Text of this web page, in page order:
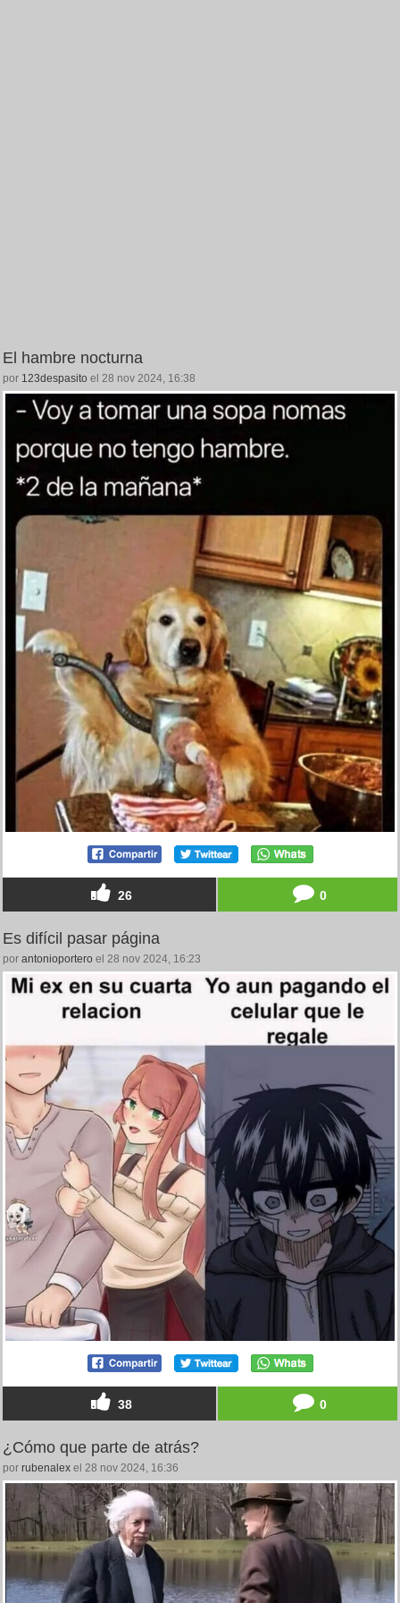
El hambre nocturna
por 123despasito el 28 nov 2024, 16:38
26 0
Es difícil pasar página
por antonioportero el 28 nov 2024, 16:23
38 0
¿Cómo que parte de atrás?
por rubenalex el 28 nov 2024, 16:36